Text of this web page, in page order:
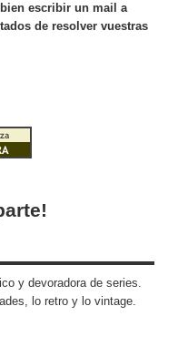
escribir un mail a
de resolver vuestras
y devoradora de series.
lo retro y lo vintage.